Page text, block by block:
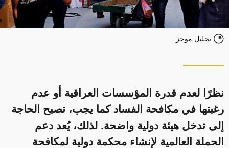
تحليل موجز
نظرًا لعدم قدرة المؤسسات العراقية أو عدم
رغبتها في مكافحة الفساد كما يجب، تصبح الحاجة
إلى تدخل هيئة دولية واضحة. لذلك، يُعد دعم
الحملة العالمية لإنشاء محكمة دولية لمكافحة